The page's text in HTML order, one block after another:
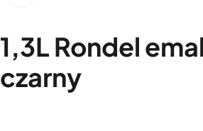
1,3L Rondel
czarny